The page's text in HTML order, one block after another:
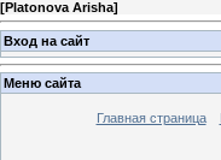
[Platonova Arisha]
Вход на сайт
Меню сайта
Главная страница